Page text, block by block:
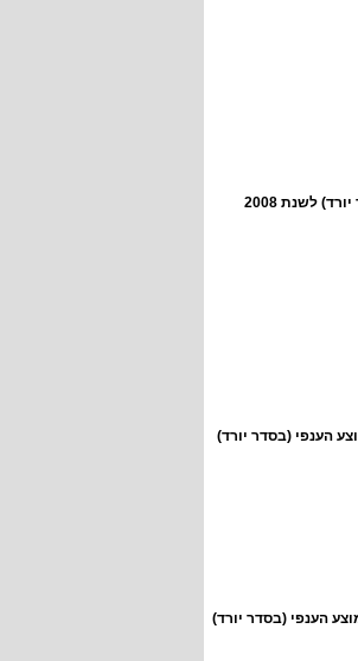
לשנת 2008
הענפי (בסדר יורד)
הענפי (בסדר יורד)